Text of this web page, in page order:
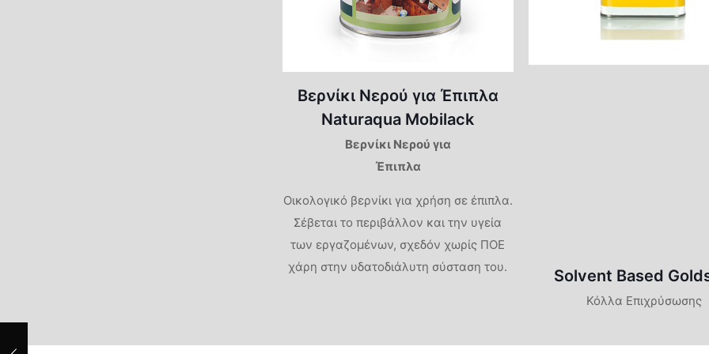
Βερνίκι Νερού για Έπιπλα
Naturaqua Mobilack
Βερνίκι Νερού για
Έπιπλα
Οικολογικό βερνίκι για χρήση σε έπιπλα.
Σέβεται το περιβάλλον και την υγεία
των εργαζομένων, σχεδόν χωρίς ΠΟΕ
χάρη στην υδατοδιάλυτη σύσταση του.
Solvent Based
Κόλλα Επιχρύσωσης